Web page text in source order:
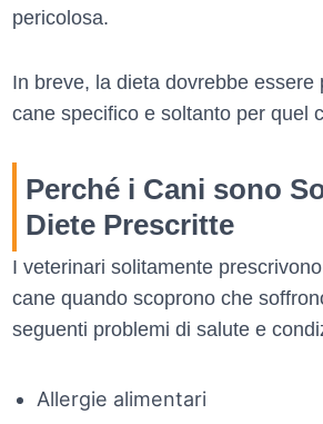
pericolosa.
In breve, la dieta dovrebbe essere
cane specifico e soltanto per quel
Perché i Cani sono
Diete Prescritte
I veterinari solitamente
cane quando scoprono che
seguenti problemi di salute e
Allergie alimentari